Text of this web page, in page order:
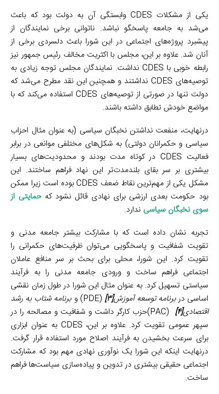
یکی از مشکلات CDES وابستگی آن به دولت بود که باعث
می‌شد به جامعه پاسخگو نباشد. ناتوانی برخی نمایندگان از
پیشبرد پروژه‌های اجتماعی در این شورا باعث دلسردی برخی از
آنان شد. علاوه بر این، مجلس با اکثریت مخالف رئیس جمهور نیز
رابطه خوبی با CDES نداشت. نمایندگان مجلس توجه زیادی به
توصیه‌های CDES نداشتند و همچنین این نقد مطرح می‌شد که
دولت تنها در صورتی از توصیه‌های CDES استفاده می‌کند که با
مواضع خودش تطابق داشته باشند.
درنهایت، منفعت نداشتن نخبگان سیاسی (به عنوان مثال احزاب
سیاسی و حکمرانان دولتی) به شکل‌های مختلفی موانعی در برابر
فعالیت CDES در کوتاه مدت بودند و محدودیت‌های بسیار
بیشتری بر سر بقای بلندمدت‌تر این نهاد فراهم ساختند. این
مشکل یکی از مهم‌ترین نقاط ضعف CDES بوده است زیرا ممکن
بود حکومت بعدی ارزشی برای نهادی قائل نشود کهحمایتی از
سوی نخبگان سیاسی ندارد.
تجربه نشان داده است که با مشارکت بیشتر جامعه مدنی و
تقویت شفافیت و پاسخگویی می‌توان ظرفیت‌های حکمرانی را
تقویت کرد. این شورا، محلی برای بحث بر سر منافع عاملان
اجتماعی فراهم ساخت و ورودی جامعه مدنی را به فرآیند
سیاستی تسهیل کرد. به عنوان مثال این شورا در طول زمان نقشی
اساسی دربرنامه توسعه آموزش[۳] (PDE) و برنامه شتاب به رشد
اقتصادی[۴]
(PAC)حزب کارگر داشت و شفافیت و مصالحه را در
سپهر عمومی تقویت کرد. علاوه بر این، CDES به عنوان ابزاری
برای سرعت بخشیدن به فرآیند اصلاح مورد استفاده قرار گرفت.
درنهایت اینکه این شورا یک نوآوری نهادی مهم بود که مشارکت
اجتماعی حقیقی بیشتری در تدوین و پیاده‌سازی سیاست‌ها فراهم
ساخت.